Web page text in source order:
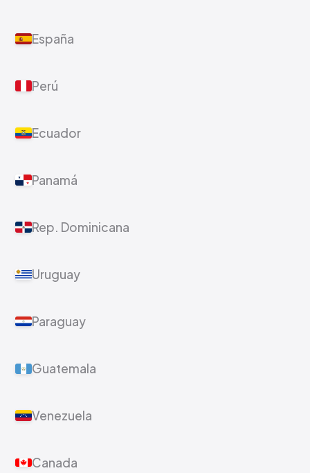
España
Perú
Ecuador
Panamá
Rep. Dominicana
Uruguay
Paraguay
Guatemala
Venezuela
Canada